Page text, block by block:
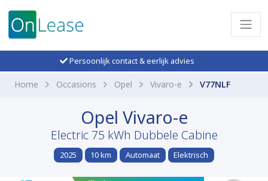
Persoonlijk contact & eerlijk advies
Home Occasions Opel Vivaro-e V77NLF
Opel Vivaro-e
Electric 75 kWh Dubbele Cabine
2025 10 km Automaat Elektrisch